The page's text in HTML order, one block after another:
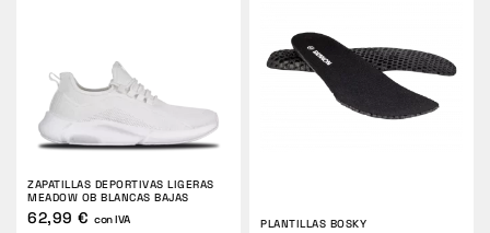
ZAPATILLAS DEPORTIVAS LIGERAS
MEADOW OB BLANCAS BAJAS
62,99 € con IVA PLANTILLAS BOSKY